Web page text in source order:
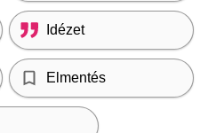
Idézet
Elmentés